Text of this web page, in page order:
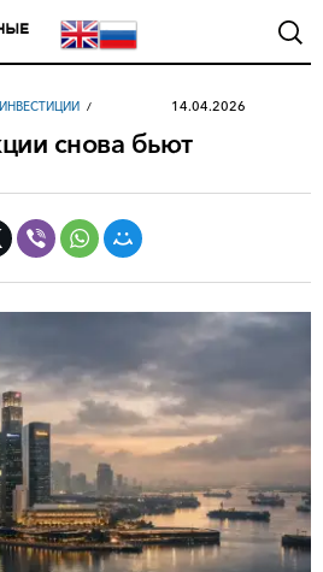
ИНВЕСТИЦИИ 14.04.2026
снова бьют